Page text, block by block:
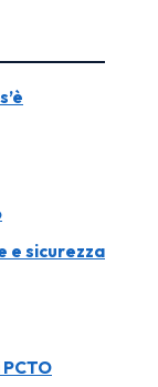
e sicurezza